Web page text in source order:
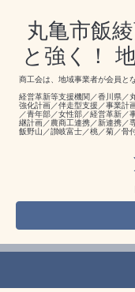
丸亀市飯
と強く！
商工会は、地域事業者が会員と
経営革新等支援機関／香川県／
強化計画／伴走型支援／事業計
／青年部／女性部／経営革新／
継計画／農商工連携／新連携／
飯野山／讃岐富士／桃／菊／骨